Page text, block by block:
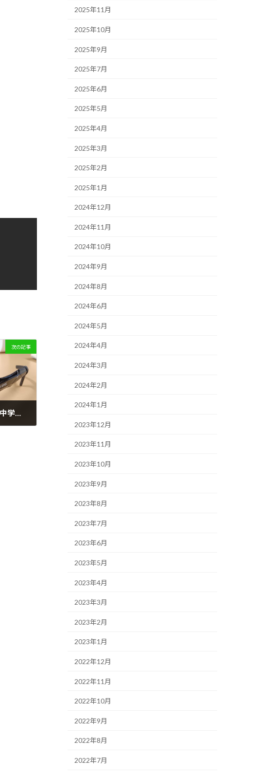
次の記事
「フライが雲と同化して見えない」中学球児のお悩みを解決したサングラス選び
2025年11月
2025年10月
2025年9月
2025年7月
2025年6月
2025年5月
2025年4月
2025年3月
2025年2月
2025年1月
2024年12月
2024年11月
2024年10月
2024年9月
2024年8月
2024年6月
2024年5月
2024年4月
2024年3月
2024年2月
2024年1月
2023年12月
2023年11月
2023年10月
2023年9月
2023年8月
2023年7月
2023年6月
2023年5月
2023年4月
2023年3月
2023年2月
2023年1月
2022年12月
2022年11月
2022年10月
2022年9月
2022年8月
2022年7月